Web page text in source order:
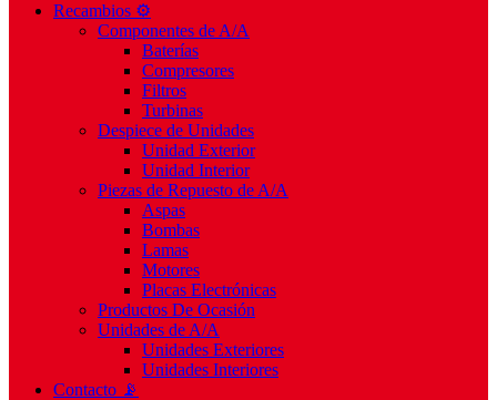
Recambios ⚙️
Componentes de A/A
Baterías
Compresores
Filtros
Turbinas
Despiece de Unidades
Unidad Exterior
Unidad Interior
Piezas de Repuesto de A/A
Aspas
Bombas
Lamas
Motores
Placas Electrónicas
Productos De Ocasión
Unidades de A/A
Unidades Exteriores
Unidades Interiores
Contacto 📡